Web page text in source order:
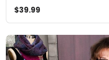
$39.99